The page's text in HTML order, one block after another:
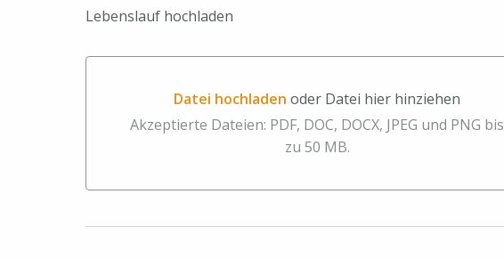
Lebenslauf hochladen
Datei hochladen oder Datei hier hinziehen
Datei hochladen oder Datei hier hinziehen
Akzeptierte Dateien: PDF, DOC, DOCX, JPEG und PNG bis
zu 50 MB.